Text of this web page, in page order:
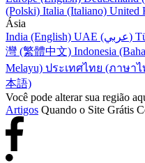
(Polski) Italia (Italiano) United
Ásia
India (English)
UAE (عربي)
灣 (繁體中文) Indonesia
Melayu) ประเทศไทย (ภาษาไ
本語)
Você pode alterar sua região
Artigos Quando o Site Grátis